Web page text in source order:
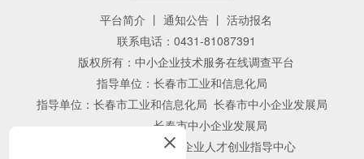
平台简介 丨 通知公告 丨 活动报名
联系电话：0431-81087391
版权所有：中小企业技术服务在线调查平台
指导单位：长春市工业和信息化局
指导单位：长春市工业和信息化局 长春市中小企业发展局
长春市中小企业发展局
主办单位：长春市中小企业人才创业指导中心